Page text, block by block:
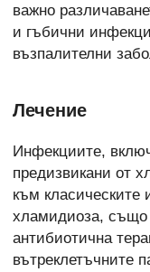
важно
и гъбични
възпалителни
Лечение
Инфекциите,
предизвикани от
към
хламидиоза, също
антибиотична
вътреклетъчните